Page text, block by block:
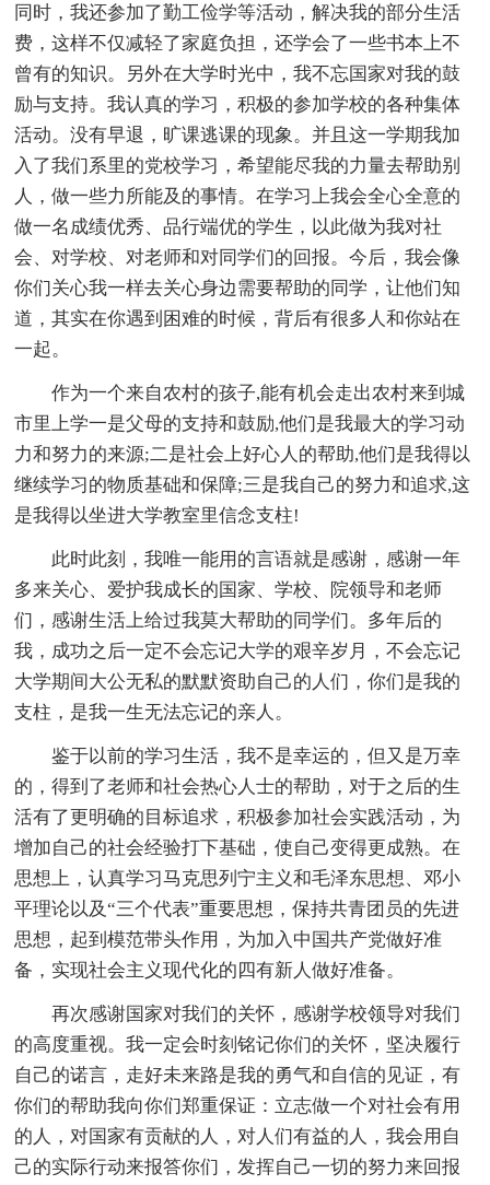
同时，我还参加了勤工俭学等活动，解决我的部分生活
费，这样不仅减轻了家庭负担，还学会了一些书本上不
曾有的知识。另外在大学时光中，我不忘国家对我的鼓
励与支持。我认真的学习，积极的参加学校的各种集体
活动。没有早退，旷课逃课的现象。并且这一学期我加
入了我们系里的党校学习，希望能尽我的力量去帮助别
人，做一些力所能及的事情。在学习上我会全心全意的
做一名成绩优秀、品行端优的学生，以此做为我对社
会、对学校、对老师和对同学们的回报。今后，我会像
你们关心我一样去关心身边需要帮助的同学，让他们知
道，其实在你遇到困难的时候，背后有很多人和你站在
一起。
作为一个来自农村的孩子,能有机会走出农村来到城
市里上学一是父母的支持和鼓励,他们是我最大的学习动
力和努力的来源;二是社会上好心人的帮助,他们是我得以
继续学习的物质基础和保障;三是我自己的努力和追求,这
是我得以坐进大学教室里信念支柱!
此时此刻，我唯一能用的言语就是感谢，感谢一年
多来关心、爱护我成长的国家、学校、院领导和老师
们，感谢生活上给过我莫大帮助的同学们。多年后的
我，成功之后一定不会忘记大学的艰辛岁月，不会忘记
大学期间大公无私的默默资助自己的人们，你们是我的
支柱，是我一生无法忘记的亲人。
鉴于以前的学习生活，我不是幸运的，但又是万幸
的，得到了老师和社会热心人士的帮助，对于之后的生
活有了更明确的目标追求，积极参加社会实践活动，为
增加自己的社会经验打下基础，使自己变得更成熟。在
思想上，认真学习马克思列宁主义和毛泽东思想、邓小
平理论以及“三个代表”重要思想，保持共青团员的先进
思想，起到模范带头作用，为加入中国共产党做好准
备，实现社会主义现代化的四有新人做好准备。
再次感谢国家对我们的关怀，感谢学校领导对我们
的高度重视。我一定会时刻铭记你们的关怀，坚决履行
自己的诺言，走好未来路是我的勇气和自信的见证，有
你们的帮助我向你们郑重保证：立志做一个对社会有用
的人，对国家有贡献的人，对人们有益的人，我会用自
己的实际行动来报答你们，发挥自己一切的努力来回报